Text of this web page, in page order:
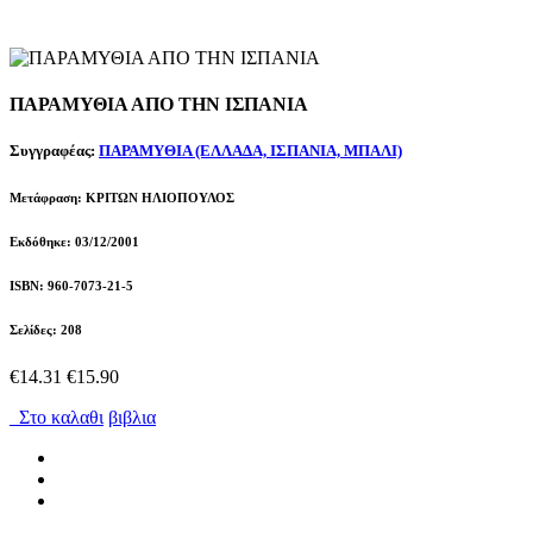
ΠΑΡΑΜΥΘΙΑ ΑΠΟ ΤΗΝ ΙΣΠΑΝΙΑ
Συγγραφέας: ΠΑΡΑΜΥΘΙΑ (ΕΛΛΑΔΑ, ΙΣΠΑΝΙΑ, ΜΠΑΛΙ)
Μετάφραση: ΚΡΙΤΩΝ ΗΛΙΟΠΟΥΛΟΣ
Εκδόθηκε: 03/12/2001
ISBN: 960-7073-21-5
Σελίδες: 208
€14.31 €15.90
Στο καλαθι βιβλια